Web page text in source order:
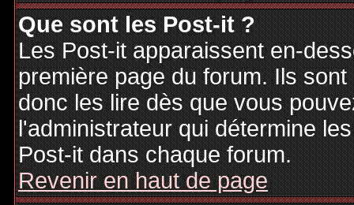
Que sont les Post-it ?
Les Post-it apparaissent en-
première page du forum. Ils
donc les lire dès que vous
l'administrateur qui détermine
Post-it dans chaque forum.
Revenir en haut de page